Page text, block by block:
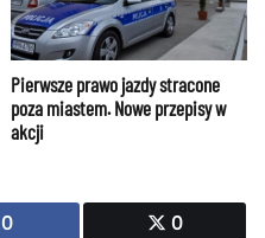
0 0
Pierwsze prawo jazdy stracone
poza miastem. Nowe przepisy w
akcji